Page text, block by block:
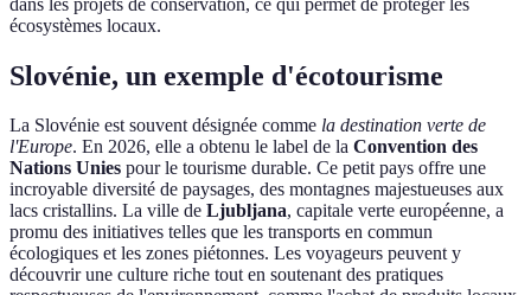
écosystèmes locaux.
Slovénie, un exemple d'écotourisme
La Slovénie est souvent désignée comme la destination verte de
l'Europe. En 2026, elle a obtenu le label de la Convention des
Nations Unies pour le tourisme durable. Ce petit pays offre une
incroyable diversité de paysages, des montagnes majestueuses aux
lacs cristallins. La ville de Ljubljana, capitale verte européenne, a
promu des initiatives telles que les transports en commun
écologiques et les zones piétonnes. Les voyageurs peuvent y
découvrir une culture riche tout en soutenant des pratiques